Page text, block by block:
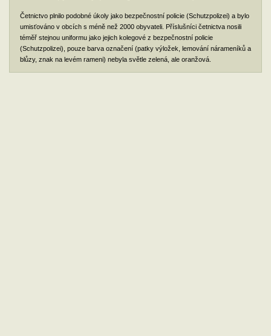
Četnictvo plnilo podobné úkoly jako bezpečnostní policie (Schutzpolizei) a bylo
umisťováno v obcích s méně než 2000 obyvateli. Příslušníci četnictva nosili
téměř stejnou uniformu jako jejich kolegové z bezpečnostní policie
(Schutzpolizei), pouze barva označení (patky výložek, lemování nárameníků a
blůzy, znak na levém rameni) nebyla světle zelená, ale oranžová.